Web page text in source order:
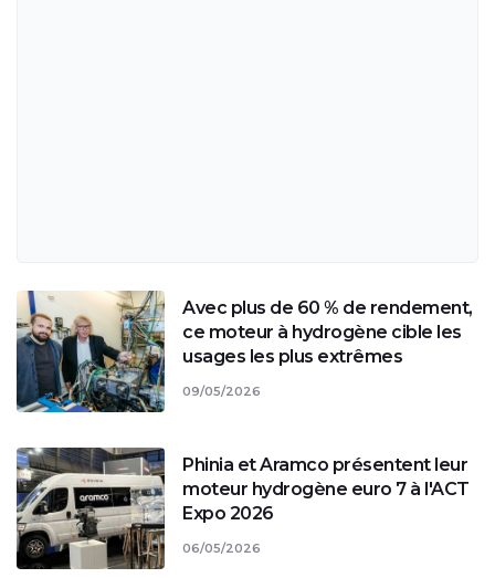
Avec plus de 60 % de rendement,
ce moteur à hydrogène cible les
usages les plus extrêmes
09/05/2026
Phinia et Aramco présentent leur
moteur hydrogène euro 7 à l'ACT
Expo 2026
06/05/2026